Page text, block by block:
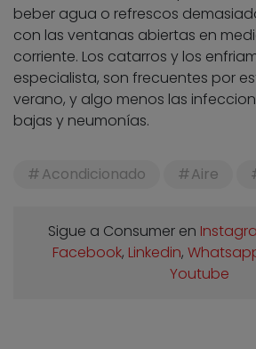
beber agua o refrescos
con las ventanas abiertas en
corriente. Los catarros y los
especialista, son frecuentes por
verano, y algo menos las
bajas y neumonías.
Acondicionado Aire
Sigue a Consumer en
Facebook, Linkedin,
Youtube